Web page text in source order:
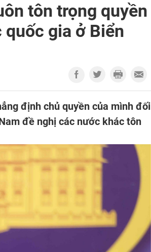
tôn trọng quyền
gia ở Biển
định chủ quyền của mình đối
đề nghị các nước khác tôn